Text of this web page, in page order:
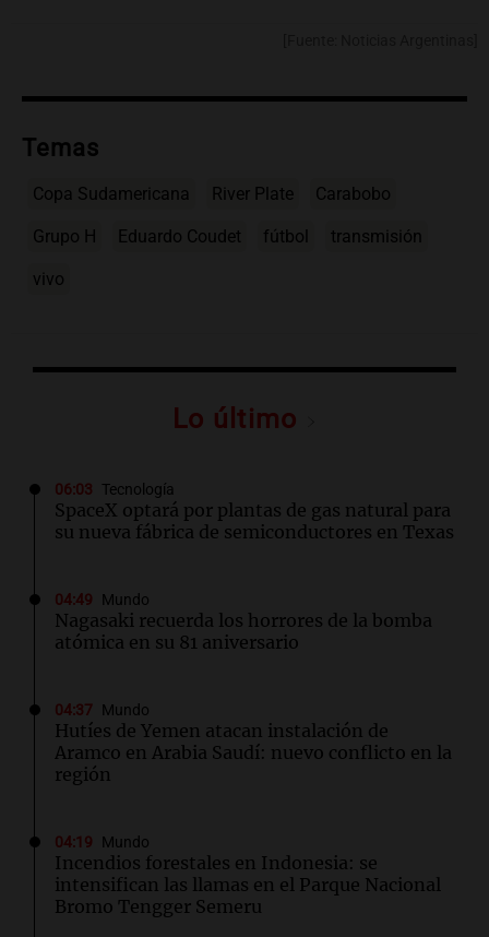
Temas
Copa Sudamericana River Plate Carabobo
Grupo H Eduardo Coudet fútbol transmisión
vivo
Lo último
06:03 Tecnología
SpaceX optará por plantas de gas natural para
su nueva fábrica de semiconductores en Texas
04:49 Mundo
Nagasaki recuerda los horrores de la bomba
atómica en su 81 aniversario
04:37 Mundo
Hutíes de Yemen atacan instalación de
Aramco en Arabia Saudí: nuevo conflicto en la
región
04:19 Mundo
Incendios forestales en Indonesia: se
intensifican las llamas en el Parque Nacional
Bromo Tengger Semeru